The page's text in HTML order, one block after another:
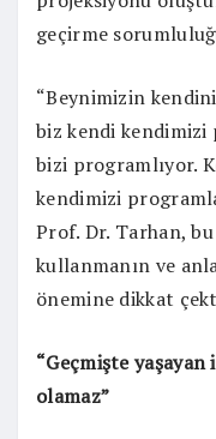
geçirme
“Beynimizin
biz kendi kendimizi
bizi programlıyor.
kendimizi
Prof. Dr. Tarhan,
kullanmanın ve
önemine dikkat
“Geçmişte
olamaz”